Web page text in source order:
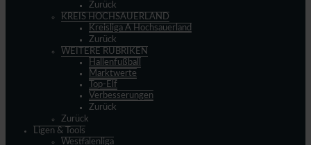
Zurück
KREIS HOCHSAUERLAND
Kreisliga A Hochsauerland
Zurück
WEITERE RUBRIKEN
Hallenfußball
Marktwerte
Top-Elf
Verbesserungen
Zurück
Zurück
Ligen & Tools
Westfalenliga